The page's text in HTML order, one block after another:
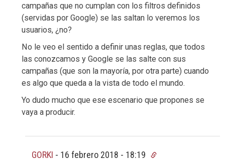
campañas que no cumplan con los filtros definidos
(servidas por Google) se las saltan lo veremos los
usuarios, ¿no?
No le veo el sentido a definir unas reglas, que todos
las conozcamos y Google se las salte con sus
campañas (que son la mayoría, por otra parte) cuando
es algo que queda a la vista de todo el mundo.
Yo dudo mucho que ese escenario que propones se
vaya a producir.
GORKI - 16 febrero 2018 - 18:19